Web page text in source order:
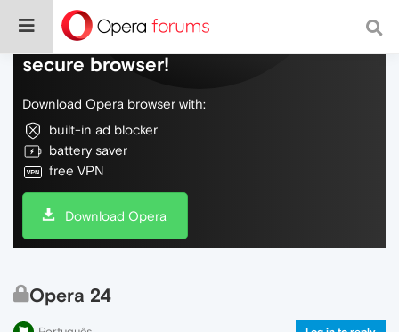
Do more on the web, with a fast and
secure browser!
Download Opera browser with:
built-in ad blocker
battery saver
free VPN
Download Opera
Opera 24